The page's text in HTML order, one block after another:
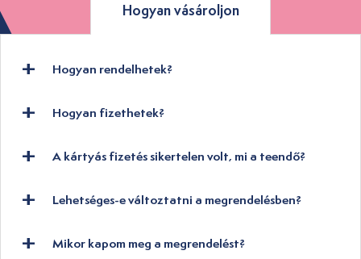
Hogyan vásároljon
Hogyan rendelhetek?
Hogyan fizethetek?
A kártyás fizetés sikertelen volt, mi a teendő?
Lehetséges-e változtatni a megrendelésben?
Mikor kapom meg a megrendelést?